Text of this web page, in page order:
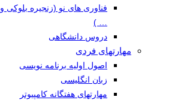
فناوری های نو (زنجیره بلوکی و
… )
دروس دانشگاهی
مهارتهای فردی
اصول اولیه برنامه نویسی
زبان انگلیسی
مهارتهای هفتگانه کامپیوتر